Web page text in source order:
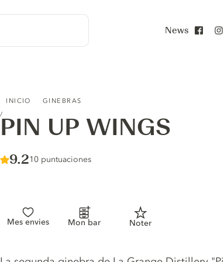
News
INICIO GINEBRAS
PIN UP WINGS
Score :
9.2/ 10
10 puntuaciones
Mes envies Mon bar Noter